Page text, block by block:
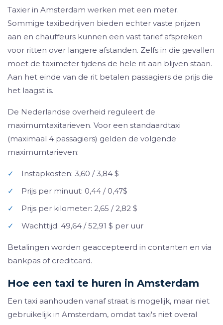
Taxier in Amsterdam werken met een meter.
Sommige taxibedrijven bieden echter vaste prijzen
aan en chauffeurs kunnen een vast tarief afspreken
voor ritten over langere afstanden. Zelfs in die gevallen
moet de taximeter tijdens de hele rit aan blijven staan.
Aan het einde van de rit betalen passagiers de prijs die
het laagst is.
De Nederlandse overheid reguleert de
maximumtaxitarieven. Voor een standaardtaxi
(maximaal 4 passagiers) gelden de volgende
maximumtarieven:
✓
Instapkosten: 3,60 / 3,84 $
✓
Prijs per minuut: 0,44 / 0,47$
✓
Prijs per kilometer: 2,65 / 2,82 $
✓
Wachttijd: 49,64 / 52,91 $ per uur
Betalingen worden geaccepteerd in contanten en via
bankpas of creditcard.
Hoe een taxi te huren in Amsterdam
Een taxi aanhouden vanaf straat is mogelijk, maar niet
gebruikelijk in Amsterdam, omdat taxi's niet overal